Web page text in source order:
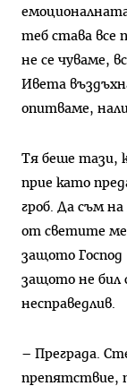
теб става все
не се чуваме,
Ивета
опитваме,
Тя беше тази,
прие като
гроб. Да съм
от светите
защото
защото не бил
несправедлив.
– Преграда.
препятствие,